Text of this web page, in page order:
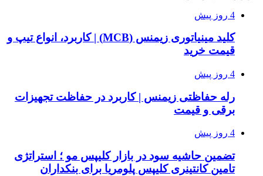
4 روز پیش
کلید مینیاتوری زیمنس (MCB) | کاربرد، انواع تیپ و
قیمت خرید
4 روز پیش
رله حفاظتی زیمنس | کاربرد در حفاظت تجهیزات
برقی و قیمت
4 روز پیش
تضمین حاشیه سود در بازار کلیپس مو ؛ استراتژی
تامین کانتینری کلیپس پلومریا برای بنکداران